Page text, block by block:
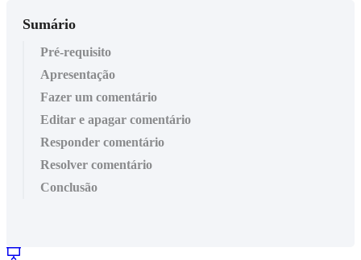
Sumário
Pré-requisito
Apresentação
Fazer um comentário
Editar e apagar comentário
Responder comentário
Resolver comentário
Conclusão